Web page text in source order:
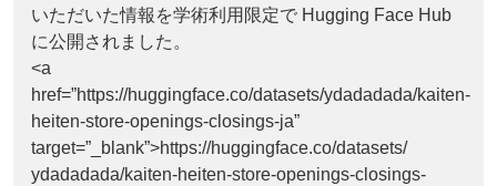
いただいた情報を学術利用限定で Hugging Face Hub
に公開されました。
<a
href=”https://huggingface.co/datasets/ydadadada/kaiten-
heiten-store-openings-closings-ja”
target=”_blank”>https://huggingface.co/datasets/
ydadadada/kaiten-heiten-store-openings-closings-